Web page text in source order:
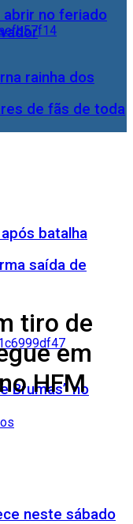
rainha dos
de fãs de toda
batalha
saída de
Brumas” no
neste sábado
no feriado
tiro de
em
HFM